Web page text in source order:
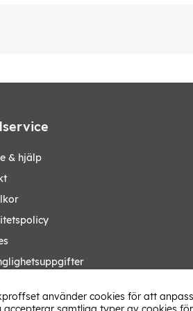
& hjälp
använder cookies för att